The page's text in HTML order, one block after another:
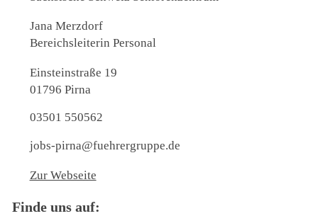
Jana Merzdorf
Bereichsleiterin Personal
Einsteinstraße 19
01796 Pirna
03501 550562
jobs-pirna@fuehrergruppe.de
Zur Webseite
Finde uns auf: